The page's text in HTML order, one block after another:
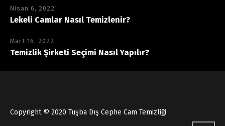
Nisan 6, 2022
Lekeli Camlar Nasıl Temizlenir?
Mart 16, 2022
Temizlik Şirketi Seçimi Nasıl Yapılır?
Copyright © 2020 Tuşba Dış Cephe Cam Temizliği